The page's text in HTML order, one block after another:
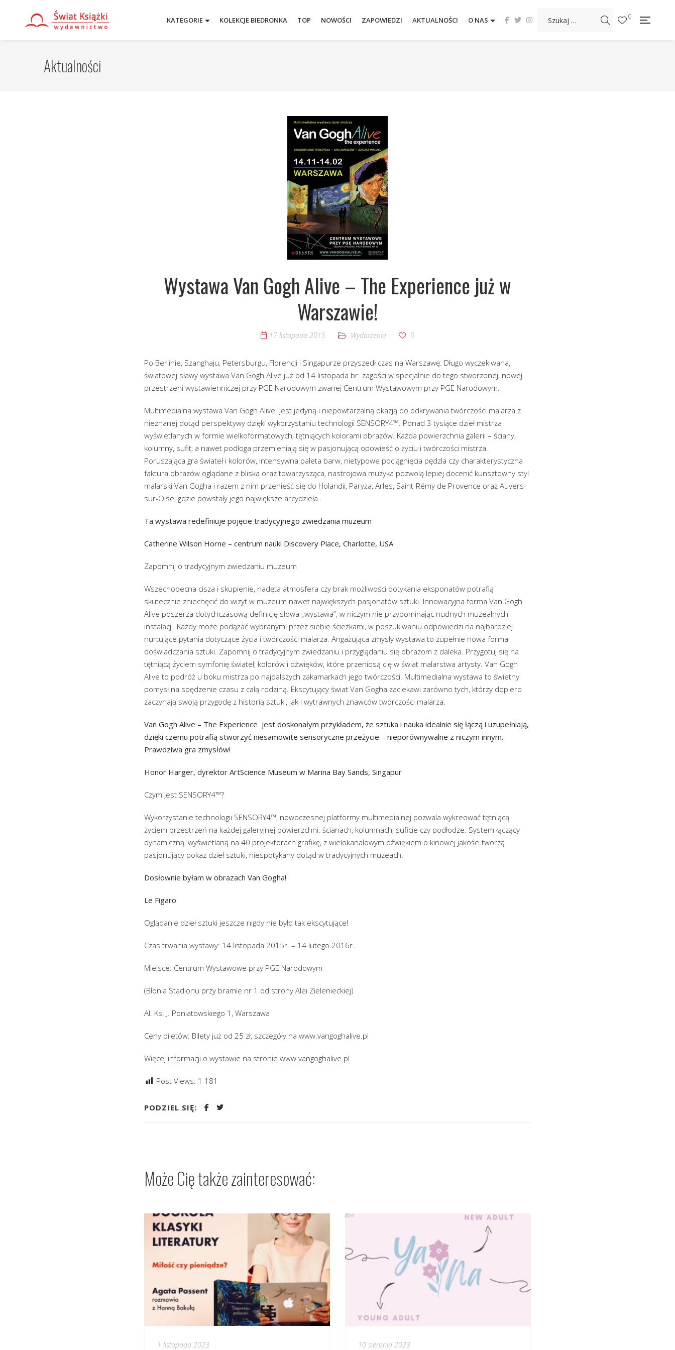
KATEGORIE KOLEKCJE BIEDRONKA TOP NOWOŚCI ZAPOWIEDZI AKTUALNOŚCI O NAS 0
Aktualności
Wystawa Van Gogh Alive – The Experience już w
Warszawie!
17 listopada 2015 Wydarzenia 0
Po Berlinie, Szanghaju, Petersburgu, Florencji i Singapurze przyszedł czas na Warszawę. Długo wyczekiwana,
światowej sławy wystawa Van Gogh Alive już od 14 listopada br. zagości w specjalnie do tego stworzonej, nowej
przestrzeni wystawienniczej przy PGE Narodowym zwanej Centrum Wystawowym przy PGE Narodowym.
Multimedialna wystawa Van Gogh Alive jest jedyną i niepowtarzalną okazją do odkrywania twórczości malarza z
nieznanej dotąd perspektywy dzięki wykorzystaniu technologii SENSORY4™. Ponad 3 tysiące dzieł mistrza
wyświetlanych w formie wielkoformatowych, tętniących kolorami obrazów. Każda powierzchnia galerii – ściany,
kolumny, sufit, a nawet podłoga przemieniają się w pasjonującą opowieść o życiu i twórczości mistrza.
Poruszająca gra świateł i kolorów, intensywna paleta barw, nietypowe pociągnięcia pędzla czy charakterystyczna
faktura obrazów oglądane z bliska oraz towarzysząca, nastrojowa muzyka pozwolą lepiej docenić kunsztowny styl
malarski Van Gogha i razem z nim przenieść się do Holandii, Paryża, Arles, Saint-Rémy de Provence oraz Auvers-
sur-Oise, gdzie powstały jego największe arcydzieła.
Ta wystawa redefiniuje pojęcie tradycyjnego zwiedzania muzeum
Catherine Wilson Horne – centrum nauki Discovery Place, Charlotte, USA
Zapomnij o tradycyjnym zwiedzaniu muzeum
Wszechobecna cisza i skupienie, nadęta atmosfera czy brak możliwości dotykania eksponatów potrafią
skutecznie zniechęcić do wizyt w muzeum nawet największych pasjonatów sztuki. Innowacyjna forma Van Gogh
Alive poszerza dotychczasową definicję słowa „wystawa”, w niczym nie przypominając nudnych muzealnych
instalacji. Każdy może podążać wybranymi przez siebie ścieżkami, w poszukiwaniu odpowiedzi na najbardziej
nurtujące pytania dotyczące życia i twórczości malarza. Angażująca zmysły wystawa to zupełnie nowa forma
doświadczania sztuki. Zapomnij o tradycyjnym zwiedzaniu i przyglądaniu się obrazom z daleka. Przygotuj się na
tętniącą życiem symfonię świateł, kolorów i dźwięków, które przeniosą cię w świat malarstwa artysty. Van Gogh
Alive to podróż u boku mistrza po najdalszych zakamarkach jego twórczości. Multimedialna wystawa to świetny
pomysł na spędzenie czasu z całą rodziną. Ekscytujący świat Van Gogha zaciekawi zarówno tych, którzy dopiero
zaczynają swoją przygodę z historią sztuki, jak i wytrawnych znawców twórczości malarza.
Van Gogh Alive – The Experience jest doskonałym przykładem, że sztuka i nauka idealnie się łączą i uzupełniają,
dzięki czemu potrafią stworzyć niesamowite sensoryczne przeżycie – nieporównywalne z niczym innym.
Prawdziwa gra zmysłów!
Honor Harger, dyrektor ArtScience Museum w Marina Bay Sands, Singapur
Czym jest SENSORY4™?
Wykorzystanie technologii SENSORY4™, nowoczesnej platformy multimedialnej pozwala wykreować tętniącą
życiem przestrzeń na każdej galeryjnej powierzchni: ścianach, kolumnach, suficie czy podłodze. System łączący
dynamiczną, wyświetlaną na 40 projektorach grafikę, z wielokanałowym dźwiękiem o kinowej jakości tworzą
pasjonujący pokaz dzieł sztuki, niespotykany dotąd w tradycyjnych muzeach.
Dosłownie byłam w obrazach Van Gogha!
Le Figaro
Oglądanie dzieł sztuki jeszcze nigdy nie było tak ekscytujące!
Czas trwania wystawy: 14 listopada 2015r. – 14 lutego 2016r.
Miejsce: Centrum Wystawowe przy PGE Narodowym
(Błonia Stadionu przy bramie nr 1 od strony Alei Zielenieckiej)
Al. Ks. J. Poniatowskiego 1, Warszawa
Ceny biletów: Bilety już od 25 zł, szczegóły na www.vangoghalive.pl
Więcej informacji o wystawie na stronie www.vangoghalive.pl
Post Views: 1 181
PODZIEL SIĘ:
Może Cię także zainteresować:
1 listopada 2023 10 sierpnia 2023